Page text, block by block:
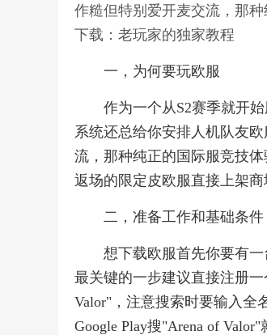
作糙但特别爱开麦交流，那
下载：老玩家的独家教程
一，为何要玩欧服
作为一个从S2赛季就开
系统还总给你安排人机队友
流，那种纯正的国际服竞技
返场的限定皮欧服直接上架
二，准备工作和基础条件
想下载欧服首先你要有
最关键的一步建议直接注册
Valor"，注意搜索时要输入全
Google Play搜"Arena of